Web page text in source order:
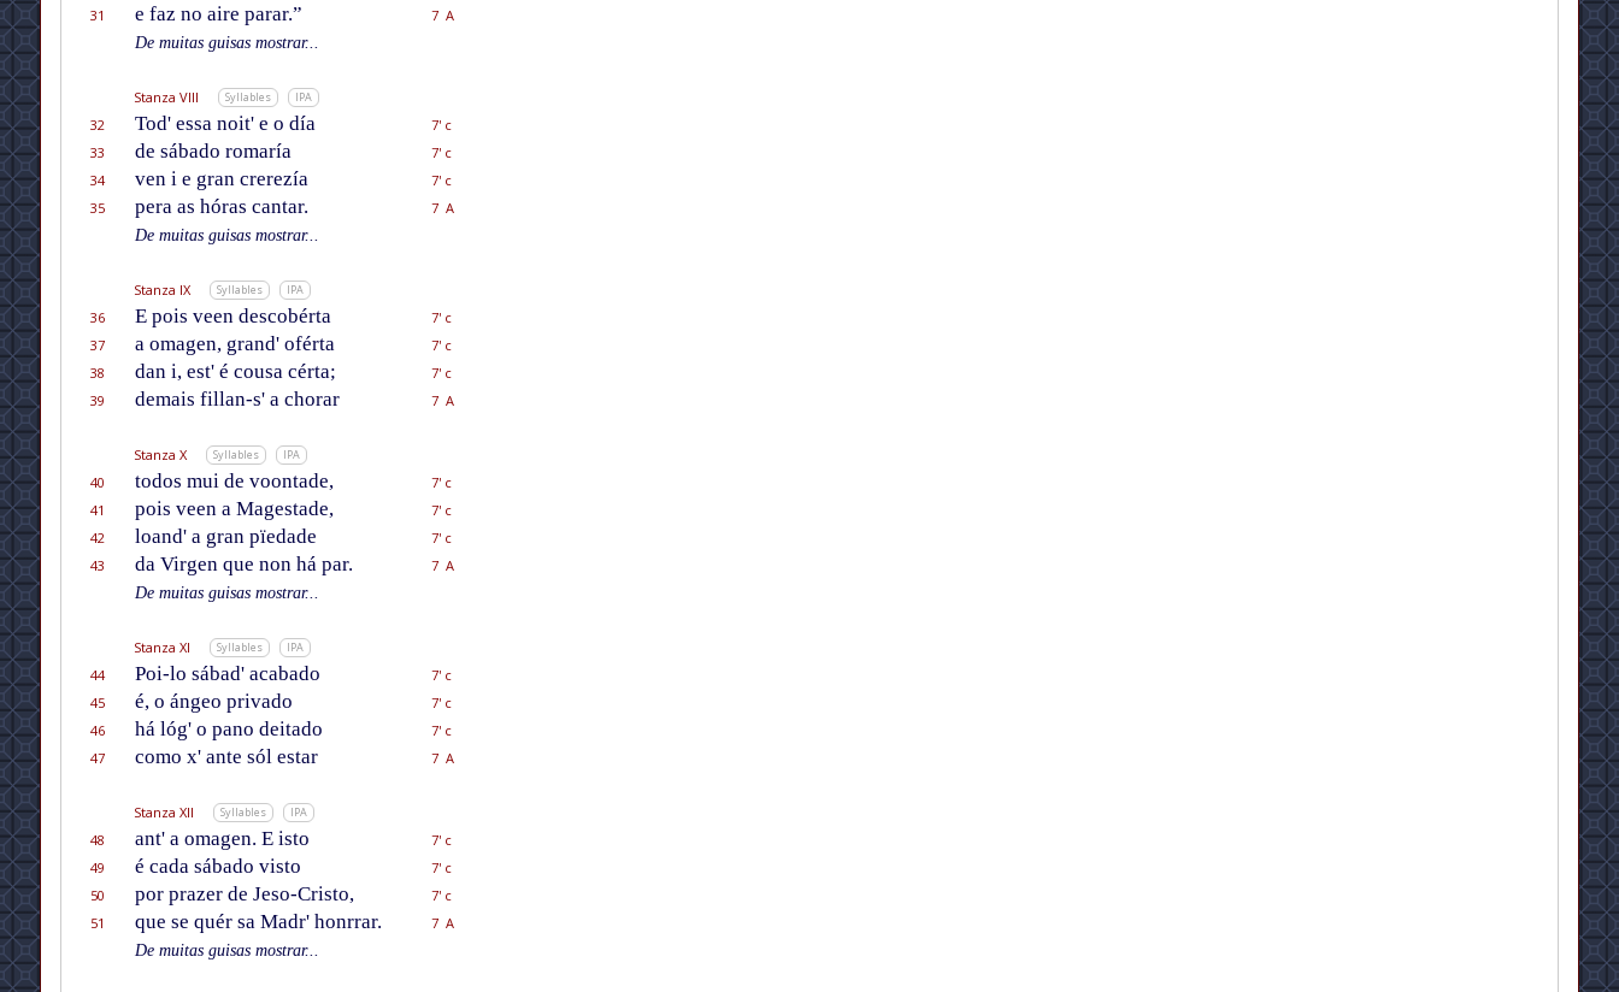
31
e faz no aire parar.”
7 A
De muitas guisas mostrar...
Stanza VIII Syllables IPA
32 Tod' essa noit' e o día
7' c
33
de sábado romaría
7' c
34
ven i e gran crerezía
7' c
35
pera as hóras cantar.
7 A
De muitas guisas mostrar...
Stanza IX Syllables IPA
36 E pois veen descobérta
7' c
37
a omagen, grand' oférta
7' c
38
dan i, est' é cousa cérta;
7' c
39
demais fillan-s' a chorar 7 A
Stanza X Syllables IPA
40 todos mui de voontade,
7' c
41
pois veen a Magestade,
7' c
42
loand' a gran pïedade
7' c
43
da Virgen que non há par.
7 A
De muitas guisas mostrar...
Stanza XI Syllables IPA
44 Poi-lo sábad' acabado
7' c
45
é, o ángeo privado
7' c
46
há lóg' o pano deitado
7' c
47
como x' ante sól estar 7 A
Stanza XII Syllables IPA
48 ant' a omagen. E isto
7' c
49
é cada sábado visto
7' c
50
por prazer de Jeso-Cristo,
7' c
51
que se quér sa Madr' honrrar.
7 A
De muitas guisas mostrar...